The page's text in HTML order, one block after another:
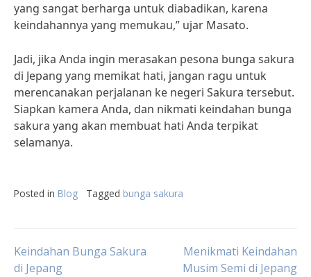
yang sangat berharga untuk diabadikan, karena
keindahannya yang memukau,” ujar Masato.
Jadi, jika Anda ingin merasakan pesona bunga sakura
di Jepang yang memikat hati, jangan ragu untuk
merencanakan perjalanan ke negeri Sakura tersebut.
Siapkan kamera Anda, dan nikmati keindahan bunga
sakura yang akan membuat hati Anda terpikat
selamanya.
Posted in Blog Tagged bunga sakura
Post
Keindahan Bunga Sakura
di Jepang
Menikmati Keindahan
Musim Semi di Jepang